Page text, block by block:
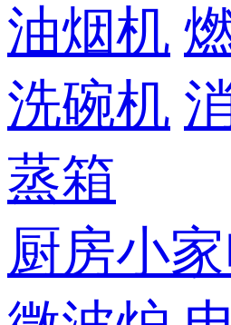
油烟机
洗碗机
蒸箱
厨房小